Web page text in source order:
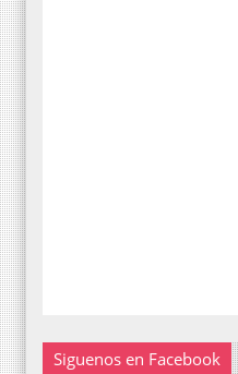
Siguenos en Facebook